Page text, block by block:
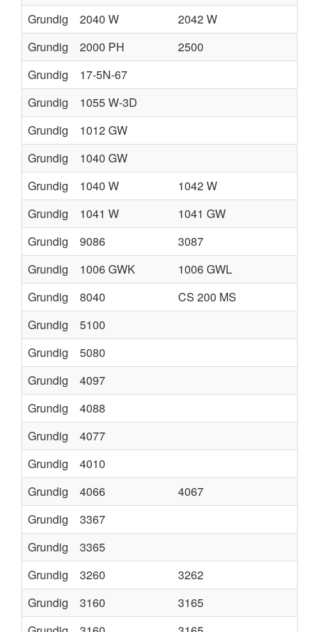
Grundig
2040 W
2042 W
Grundig
2000 PH
2500
Grundig
17-5N-67
Grundig
1055 W-3D
Grundig
1012 GW
Grundig
1040 GW
Grundig
1040 W
1042 W
Grundig
1041 W
1041 GW
Grundig
9086 3087
Grundig
1006 GWK
1006 GWL
Grundig
8040
CS 200 MS
Grundig
5100
Grundig
5080
Grundig
4097
Grundig
4088
Grundig
4077
Grundig
4010
Grundig
4066
4067
Grundig
3367
Grundig
3365
Grundig
3260 3262
Grundig
3160
3165